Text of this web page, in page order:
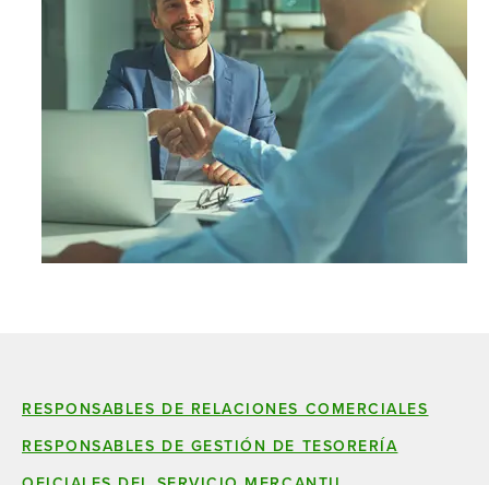
RESPONSABLES DE RELACIONES COMERCIALES
RESPONSABLES DE GESTIÓN DE TESORERÍA